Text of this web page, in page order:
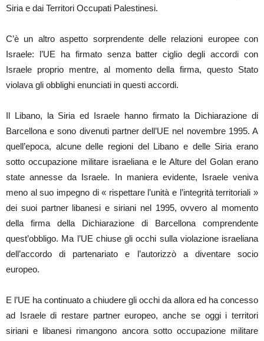
Siria e dai Territori Occupati Palestinesi.
C’è un altro aspetto sorprendente delle relazioni europee con
Israele: l’UE ha firmato senza batter ciglio degli accordi con
Israele proprio mentre, al momento della firma, questo Stato
violava gli obblighi enunciati in questi accordi.
Il Libano, la Siria ed Israele hanno firmato la Dichiarazione di
Barcellona e sono divenuti partner dell’UE nel novembre 1995. A
quell’epoca, alcune delle regioni del Libano e delle Siria erano
sotto occupazione militare israeliana e le Alture del Golan erano
state annesse da Israele. In maniera evidente, Israele veniva
meno al suo impegno di « rispettare l’unità e l’integrità territoriali »
dei suoi partner libanesi e siriani nel 1995, ovvero al momento
della firma della Dichiarazione di Barcellona comprendente
quest’obbligo. Ma l’UE chiuse gli occhi sulla violazione israeliana
dell’accordo di partenariato e l’autorizzò a diventare socio
europeo.
E l’UE ha continuato a chiudere gli occhi da allora ed ha concesso
ad Israele di restare partner europeo, anche se oggi i territori
siriani e libanesi rimangono ancora sotto occupazione militare